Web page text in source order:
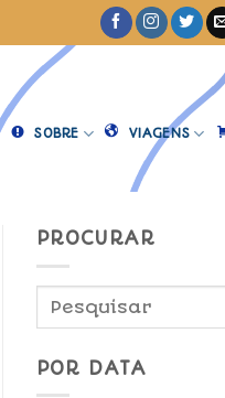
SOBRE VIAGENS
PROCURAR
POR DATA